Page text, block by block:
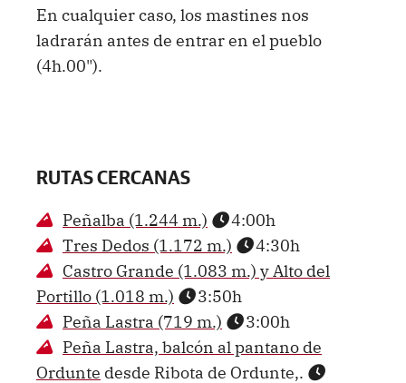
En cualquier caso, los mastines nos
ladrarán antes de entrar en el pueblo
(4h.00").
RUTAS CERCANAS
Peñalba (1.244 m.)
4:00h
Tres Dedos (1.172 m.)
4:30h
Castro Grande (1.083 m.) y Alto del
Portillo (1.018 m.)
3:50h
Peña Lastra (719 m.)
3:00h
Peña Lastra, balcón al pantano de
Ordunte desde Ribota de Ordunte,.